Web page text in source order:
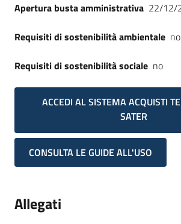
Apertura busta amministrativa 22/12/
Requisiti di sostenibilità ambientale no
Requisiti di sostenibilità sociale no
ACCEDI AL SISTEMA ACQUISTI
SATER
CONSULTA LE GUIDE ALL'USO
Allegati